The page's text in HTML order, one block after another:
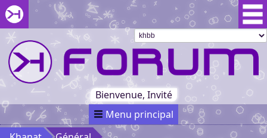
Aller au menu du forum
Aller au contenu du forum
Aller à la recherche dans le forum
Passer le
menu
Khaganat
Retour
au début
du menu
Khaganat
Bienvenue, Invité
Menu principal